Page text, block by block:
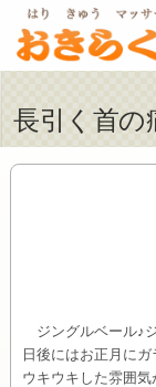
長引く首の
ジングルベール♪
日後にはお正月に
ウキウキした雰囲